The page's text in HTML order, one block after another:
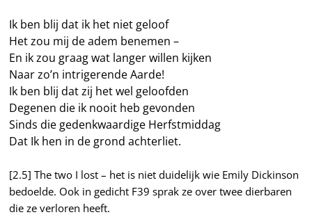
Ik ben blij dat ik het niet geloof
Het zou mij de adem benemen –
En ik zou graag wat langer willen kijken
Naar zo’n intrigerende Aarde!
Ik ben blij dat zij het wel geloofden
Degenen die ik nooit heb gevonden
Sinds die gedenkwaardige Herfstmiddag
Dat Ik hen in de grond achterliet.
[2.5] The two I lost – het is niet duidelijk wie Emily Dickinson
bedoelde. Ook in gedicht F39 sprak ze over twee dierbaren
die ze verloren heeft.